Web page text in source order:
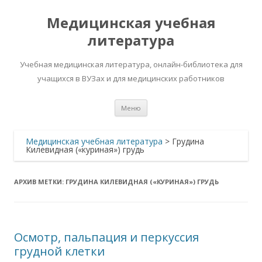
Медицинская учебная
литература
Учебная медицинская литература, онлайн-библиотека для
учащихся в ВУЗах и для медицинских работников
Меню
Медицинская учебная литература > Грудина
Килевидная («куриная») грудь
АРХИВ МЕТКИ: ГРУДИНА КИЛЕВИДНАЯ («КУРИНАЯ») ГРУДЬ
Осмотр, пальпация и перкуссия
грудной клетки